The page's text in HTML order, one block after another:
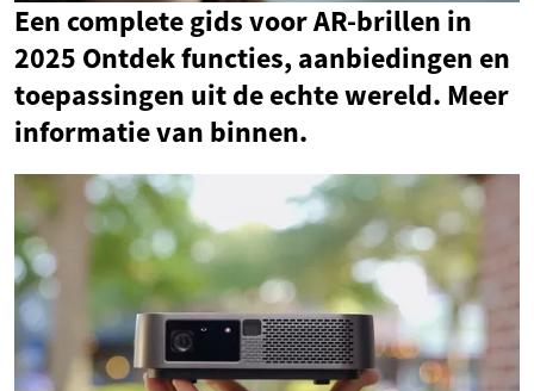
Een complete gids voor AR-brillen in
2025 Ontdek functies, aanbiedingen en
toepassingen uit de echte wereld. Meer
informatie van binnen.